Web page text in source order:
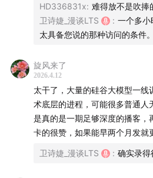
HD336831x: 难得放不是吹捧
卫诗婕_漫谈LTS
: 一个多小
太具备您说的那种访问的条件。
旋风来了
2026.4.12
太干了，大量的硅谷大模型一
术底层的进程，可能很多普通人
是真的是一期足够深度的播客，
卡的很赞，如果能早两个月发就
卫诗婕_漫谈LTS : 确实录得